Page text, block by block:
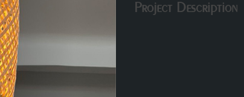
Project Description